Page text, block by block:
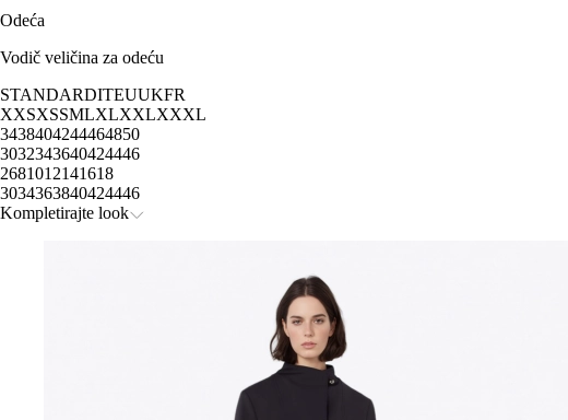
Odeća
Vodič veličina za odeću
STANDARDITEUUKFR
XXSXSSMLXLXXLXXXL
3438404244464850
3032343640424446
2681012141618
3034363840424446
Kompletirajte look